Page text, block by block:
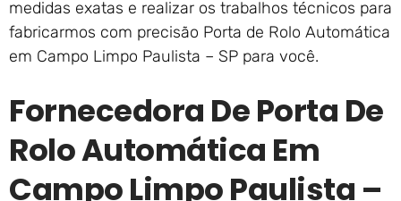
medidas exatas e realizar os trabalhos técnicos para
fabricarmos com precisão Porta de Rolo Automática
em Campo Limpo Paulista – SP para você.
Fornecedora De Porta De
Rolo Automática Em
Campo Limpo Paulista –